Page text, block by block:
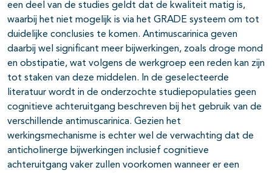
een deel van de studies geldt dat de kwaliteit matig is,
waarbij het niet mogelijk is via het GRADE systeem om tot
duidelijke conclusies te komen. Antimuscarinica geven
daarbij wel significant meer bijwerkingen, zoals droge mond
en obstipatie, wat volgens de werkgroep een reden kan zijn
tot staken van deze middelen. In de geselecteerde
literatuur wordt in de onderzochte studiepopulaties geen
cognitieve achteruitgang beschreven bij het gebruik van de
verschillende antimuscarinica. Gezien het
werkingsmechanisme is echter wel de verwachting dat de
anticholinerge bijwerkingen inclusief cognitieve
achteruitgang vaker zullen voorkomen wanneer er een